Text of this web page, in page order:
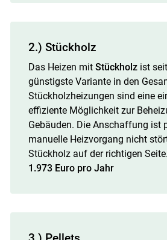
2.) Stückholz
Das Heizen mit Stückholz ist
günstigste Variante in den
Stückholzheizungen sind eine
effiziente Möglichkeit zur
Gebäuden. Die Anschaffung ist
manuelle Heizvorgang nicht
Stückholz auf der richtigen Seite.
1.973 Euro pro Jahr